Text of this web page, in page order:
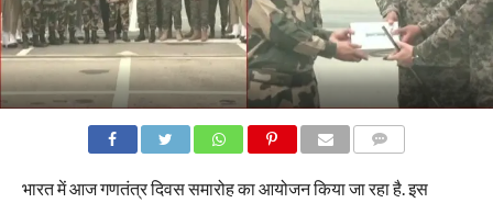
भारत में आज गणतंत्र द‍िवस समारोह का आयोजन किया जा रहा है. इस